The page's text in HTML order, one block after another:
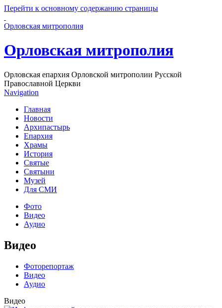
Перейти к основному содержанию страницы
Орловская митрополия
Орловская митрополия
Орловская епархия Орловской митрополии Русской
Православной Церкви
Navigation
Главная
Новости
Архипастырь
Епархия
Храмы
История
Святые
Святыни
Музей
Для СМИ
Фото
Видео
Аудио
Видео
Фоторепортаж
Видео
Аудио
Видео